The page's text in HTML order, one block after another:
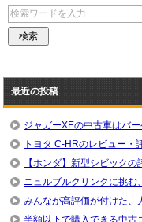
最近の投稿
ジャガーXEの中古車はバ
トヨタ C-HRのレビュー・
【ホンダ】新型シビックの
ニュルブルクリンクに挑む
みんなが高評価が付けた、
半額以下で購入できる中古